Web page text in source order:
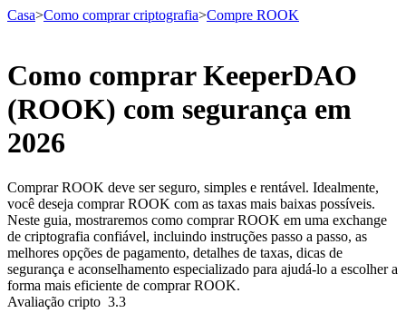
Futuros
Futuros de USDT
Futuros usando USDT como garantia
Casa>Como comprar criptografia>Compre ROOK
Como comprar KeeperDAO
(ROOK) com segurança em
2026
Comprar ROOK deve ser seguro, simples e rentável. Idealmente,
você deseja comprar ROOK com as taxas mais baixas possíveis.
Neste guia, mostraremos como comprar ROOK em uma exchange
de criptografia confiável, incluindo instruções passo a passo, as
melhores opções de pagamento, detalhes de taxas, dicas de
segurança e aconselhamento especializado para ajudá-lo a escolher a
forma mais eficiente de comprar ROOK.
Avaliação cripto 3.3